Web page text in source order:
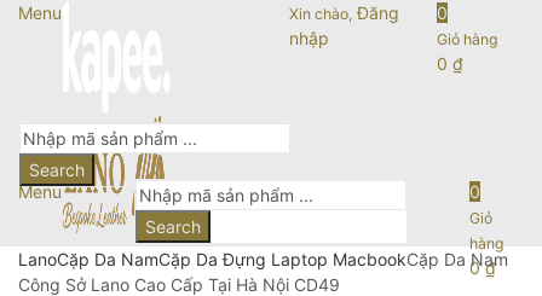
Menu Xin chào, Đăng
nhập
0
Giỏ hàng
0 ₫
Search
Menu
Search
0
Giỏ
hàng
0₫
LanoCặp Da NamCặp Da Đựng Laptop MacbookCặp Da Nam
Công Sở Lano Cao Cấp Tại Hà Nội CD49